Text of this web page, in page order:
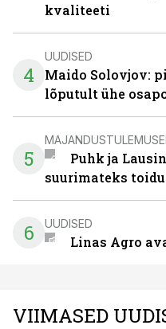
kvaliteeti
4
UUDISED
Maido Solovjov:
lõputult ühe
5
Puhk ja
suurimateks
6 UUDISED
Linas Agro
VIIMASED